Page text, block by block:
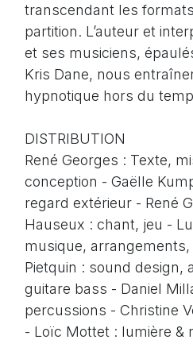
transcendant les
partition. L’auteur et
et ses musiciens,
Kris Dane, nous
hypnotique hors du
DISTRIBUTION
René Georges : Texte,
conception - Gaëlle
regard extérieur - René
Hauseux : chant, jeu -
musique,
Pietquin : sound design,
guitare bass - Daniel
percussions - Christine
- Loïc Mottet : lumière &